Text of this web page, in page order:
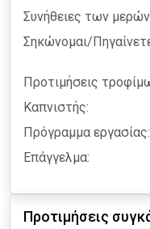
Συνήθειες των
Σηκώνομαι/
Προτιμήσεις
Καπνιστής:
Πρόγραμμα εργασίας:
Επάγγελμα:
Προτιμήσεις